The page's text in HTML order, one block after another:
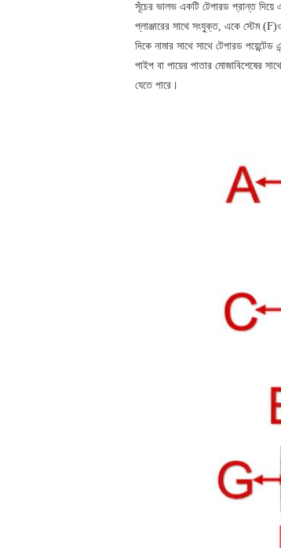
সূঁচের ভালভ একটি টেপারড প্রান্ত দিয়ে
প্লাঞ্জারের সাথে সংযুক্ত, একে স্টেম
দিকে নামার সাথে সাথে টেপারড
পাইপ বা পায়ের পাতার মোজাবিশেষের
যেতে পারে।